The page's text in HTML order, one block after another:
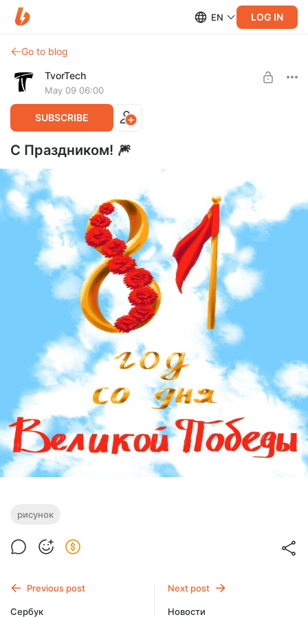
EN LOG IN
Go to blog
TvorTech
May 09 06:00
SUBSCRIBE
С Праздником! 🎆
рисунок
Previous post
Сербук
Next post
Новости